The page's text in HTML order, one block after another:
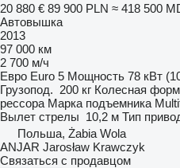
20 880 € 89 900 PLN ≈ 418 500
Автовышка
2013
97 000 км
2 700 м/ч
Евро Euro 5 Мощность 78 кВт
Грузопод. 200 кг Колесная
рессора Марка подъемника
Вылет стрелы 10,2 м Тип
Польша, Żabia Wola
ANJAR Jarosław Krawczyk
Связаться с продавцом